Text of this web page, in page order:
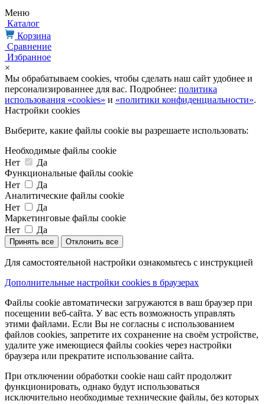
Меню
Каталог
Корзина
Сравнение
Избранное
×
Мы обрабатываем cookies, чтобы сделать наш сайт удобнее и
персонализированнее для вас. Подробнее: политика
использования «cookies» и «политики конфиденциальности».
Настройки cookies
Выберите, какие файлы cookie вы разрешаете использовать:
Необходимые файлы cookie
Нет
Да
Функциональные файлы cookie
Нет
Да
Аналитические файлы cookie
Нет
Да
Маркетинговые файлы cookie
Нет
Да
Принять все Отклонить все
Для самостоятельной настройки ознакомьтесь с инструкцией
Дополнительные настройки cookies в браузерах
Файлы cookie автоматически загружаются в ваш браузер при
посещении веб-сайта. У вас есть возможность управлять
этими файлами. Если Вы не согласны с использованием
файлов cookies, запретите их сохранение на своём устройстве,
удалите уже имеющиеся файлы cookies через настройки
браузера или прекратите использование сайта.
При отключении обработки cookie наш сайт продолжит
функционировать, однако будут использоваться
исключительно необходимые технические файлы, без которых